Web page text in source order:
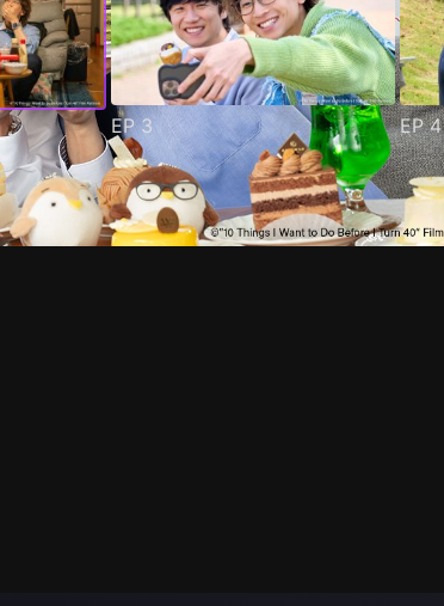
EP 3 EP4